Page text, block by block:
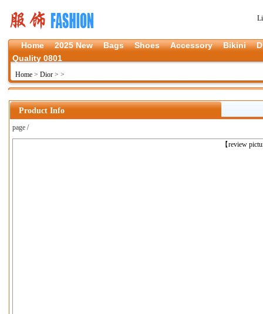
Home 2025 New Bags Shoes Accessory Bikini
Quality 0801
Home > Dior > >
Product Info
page /
【review
上一张